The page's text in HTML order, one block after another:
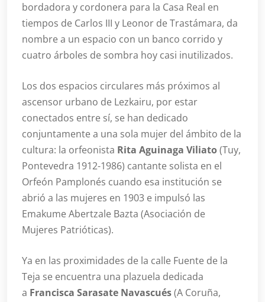
bordadora y cordonera para la Casa Real en
tiempos de Carlos III y Leonor de Trastámara, da
nombre a un espacio con un banco corrido y
cuatro árboles de sombra hoy casi inutilizados.
Los dos espacios circulares más próximos al
ascensor urbano de Lezkairu, por estar
conectados entre sí, se han dedicado
conjuntamente a una sola mujer del ámbito de la
cultura: la orfeonista Rita Aguinaga Viliato(Tuy,
Pontevedra 1912-1986) cantante solista en el
Orfeón Pamplonés cuando esa institución se
abrió a las mujeres en 1903 e impulsó las
Emakume Abertzale Bazta (Asociación de
Mujeres Patrióticas).
Ya en las proximidades de la calle Fuente de la
Teja se encuentra una plazuela dedicada
a Francisca Sarasate Navascués(A Coruña,